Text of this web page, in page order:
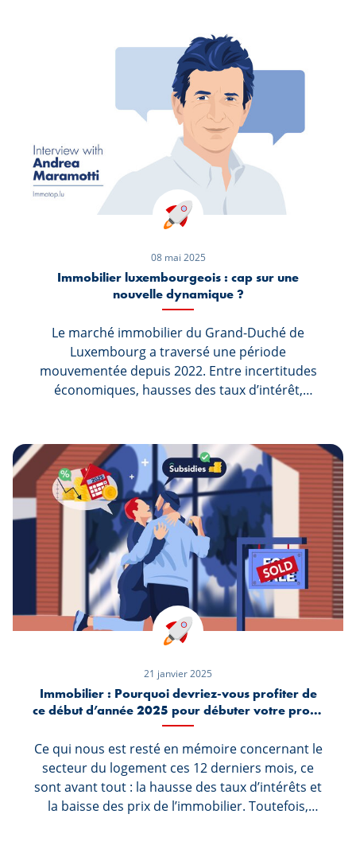
d’experts formés, les « Energy Coachs ». Dans
cette interview, Michel Marx, Team Manager
Retail Banking chez Spuerkeess, nous donne un
premier aperçu de ce nouveau service à la
clientèle et révèle comment vous pouvez vous
rapprocher de votre rêve de maison durable en
toute sérénité.
08 mai 2025
Immobilier luxembourgeois : cap sur une
nouvelle dynamique ?
Le marché immobilier du Grand-Duché de
Luxembourg a traversé une période
mouvementée depuis 2022. Entre incertitudes
économiques, hausses des taux d’intérêt,
été bouleversés. Toutefois, après la tempête, les
signes d’un retour à l’équilibre se précisent.
Andrea Maramotti, Directeur Général
d’Immotop.lu, nous livre son analyse.
21 janvier 2025
Immobilier : Pourquoi devriez-vous profiter de
ce début d’année 2025 pour débuter votre projet
immobilier ?
Ce qui nous est resté en mémoire concernant le
secteur du logement ces 12 derniers mois, ce
sont avant tout : la hausse des taux d’intérêts et
la baisse des prix de l’immobilier. Toutefois,